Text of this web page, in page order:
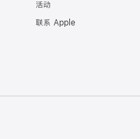
活动
联系 Apple